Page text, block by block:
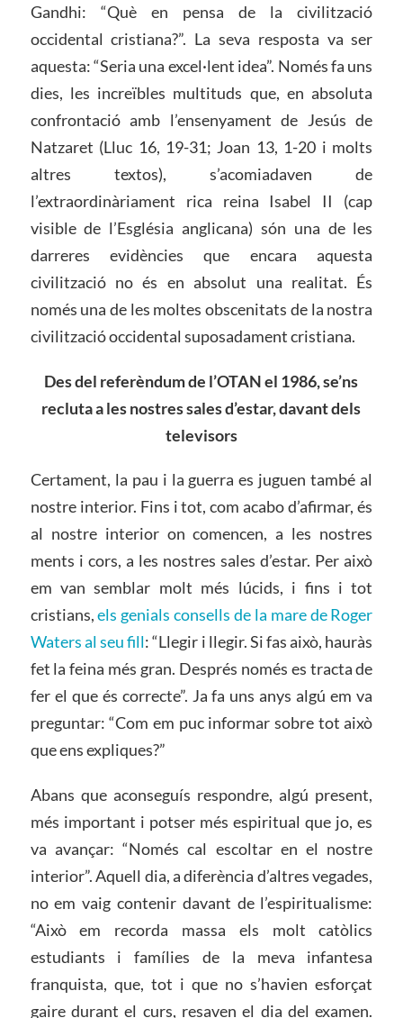
Gandhi: “Què en pensa de la civilització
occidental cristiana?”. La seva resposta va ser
aquesta: “Seria una excel·lent idea”. Només fa uns
dies, les increïbles multituds que, en absoluta
confrontació amb l’ensenyament de Jesús de
Natzaret (Lluc 16, 19-31; Joan 13, 1-20 i molts
altres textos), s’acomiadaven de
l’extraordinàriament rica reina Isabel II (cap
visible de l’Església anglicana) són una de les
darreres evidències que encara aquesta
civilització no és en absolut una realitat. És
només una de les moltes obscenitats de la nostra
civilització occidental suposadament cristiana.
Des del referèndum de l’OTAN el 1986, se’ns
recluta a les nostres sales d’estar, davant dels
televisors
Certament, la pau i la guerra es juguen també al
nostre interior. Fins i tot, com acabo d’afirmar, és
al nostre interior on comencen, a les nostres
ments i cors, a les nostres sales d’estar. Per això
em van semblar molt més lúcids, i fins i tot
cristians,els genials consells de la mare de Roger
Waters al seu fill: “Llegir i llegir. Si fas això, hauràs
fet la feina més gran. Després només es tracta de
fer el que és correcte”. Ja fa uns anys algú em va
preguntar: “Com em puc informar sobre tot això
que ens expliques?”
Abans que aconseguís respondre, algú present,
més important i potser més espiritual que jo, es
va avançar: “Només cal escoltar en el nostre
interior”. Aquell dia, a diferència d’altres vegades,
no em vaig contenir davant de l’espiritualisme:
“Això em recorda massa els molt catòlics
estudiants i famílies de la meva infantesa
franquista, que, tot i que no s’havien esforçat
gaire durant el curs, resaven el dia del examen.